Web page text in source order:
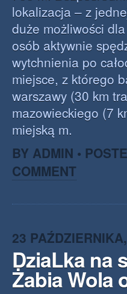
lokalizacja – z
duże możliwości
osób aktywnie
wytchnienia po
miejsce, z którego
warszawy (30 km
mazowieckiego (7
miejską m.
BY ADMIN •
COMMENT
23
DziaLka na
Żabia Wola